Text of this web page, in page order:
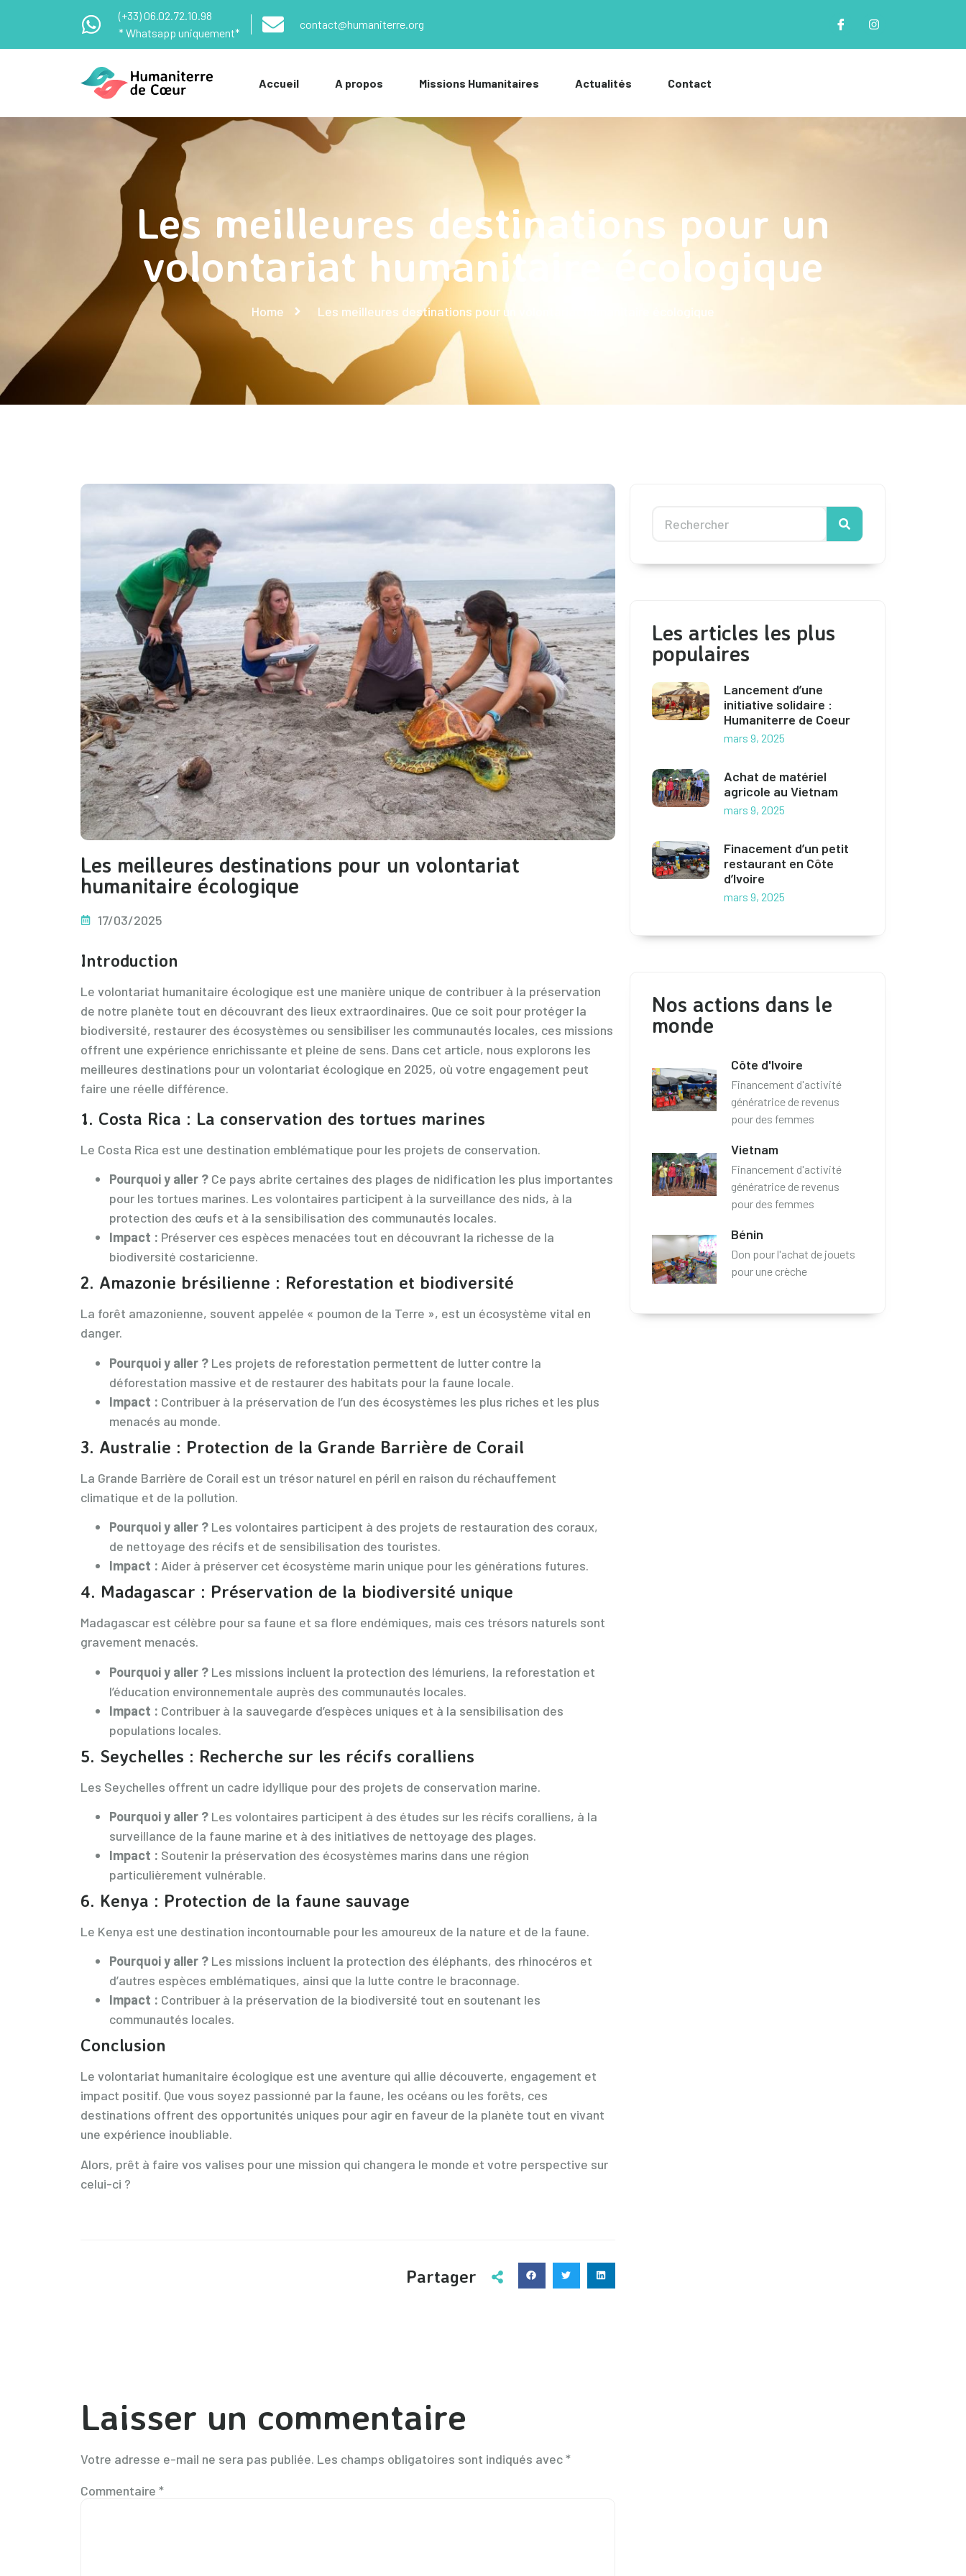
(+33) 06.02.72.10.98
* Whatsapp uniquement*
contact@humaniterre.org
Accueil A propos Missions Humanitaires Actualités Contact
Les meilleures destinations pour un
volontariat humanitaire écologique
Home Les meilleures destinations pour un volontariat humanitaire écologique
Les meilleures destinations pour un volontariat
humanitaire écologique
17/03/2025
Introduction
Le volontariat humanitaire écologique est une manière unique de contribuer à la préservation
de notre planète tout en découvrant des lieux extraordinaires. Que ce soit pour protéger la
biodiversité, restaurer des écosystèmes ou sensibiliser les communautés locales, ces missions
offrent une expérience enrichissante et pleine de sens. Dans cet article, nous explorons les
meilleures destinations pour un volontariat écologique en 2025, où votre engagement peut
faire une réelle différence.
1. Costa Rica : La conservation des tortues marines
Le Costa Rica est une destination emblématique pour les projets de conservation.
Pourquoi y aller ? Ce pays abrite certaines des plages de nidification les plus importantes
pour les tortues marines. Les volontaires participent à la surveillance des nids, à la
protection des œufs et à la sensibilisation des communautés locales.
Impact : Préserver ces espèces menacées tout en découvrant la richesse de la
biodiversité costaricienne.
2. Amazonie brésilienne : Reforestation et biodiversité
La forêt amazonienne, souvent appelée « poumon de la Terre », est un écosystème vital en
danger.
Pourquoi y aller ? Les projets de reforestation permettent de lutter contre la
déforestation massive et de restaurer des habitats pour la faune locale.
Impact : Contribuer à la préservation de l’un des écosystèmes les plus riches et les plus
menacés au monde.
3. Australie : Protection de la Grande Barrière de Corail
La Grande Barrière de Corail est un trésor naturel en péril en raison du réchauffement
climatique et de la pollution.
Pourquoi y aller ? Les volontaires participent à des projets de restauration des coraux,
de nettoyage des récifs et de sensibilisation des touristes.
Impact : Aider à préserver cet écosystème marin unique pour les générations futures.
4. Madagascar : Préservation de la biodiversité unique
Madagascar est célèbre pour sa faune et sa flore endémiques, mais ces trésors naturels sont
gravement menacés.
Pourquoi y aller ? Les missions incluent la protection des lémuriens, la reforestation et
l’éducation environnementale auprès des communautés locales.
Impact : Contribuer à la sauvegarde d’espèces uniques et à la sensibilisation des
populations locales.
5. Seychelles : Recherche sur les récifs coralliens
Les Seychelles offrent un cadre idyllique pour des projets de conservation marine.
Pourquoi y aller ? Les volontaires participent à des études sur les récifs coralliens, à la
surveillance de la faune marine et à des initiatives de nettoyage des plages.
Impact : Soutenir la préservation des écosystèmes marins dans une région
particulièrement vulnérable.
6. Kenya : Protection de la faune sauvage
Le Kenya est une destination incontournable pour les amoureux de la nature et de la faune.
Pourquoi y aller ? Les missions incluent la protection des éléphants, des rhinocéros et
d’autres espèces emblématiques, ainsi que la lutte contre le braconnage.
Impact : Contribuer à la préservation de la biodiversité tout en soutenant les
communautés locales.
Conclusion
Le volontariat humanitaire écologique est une aventure qui allie découverte, engagement et
impact positif. Que vous soyez passionné par la faune, les océans ou les forêts, ces
destinations offrent des opportunités uniques pour agir en faveur de la planète tout en vivant
une expérience inoubliable.
Alors, prêt à faire vos valises pour une mission qui changera le monde et votre perspective sur
celui-ci ?
Partager
Laisser un commentaire
Votre adresse e-mail ne sera pas publiée. Les champs obligatoires sont indiqués avec*
Commentaire *
Les articles les plus
populaires
Lancement d’une
initiative solidaire :
Humaniterre de Coeur
mars 9, 2025
Achat de matériel
agricole au Vietnam
mars 9, 2025
Finacement d’un petit
restaurant en Côte
d’Ivoire
mars 9, 2025
Nos actions dans le
monde
Côte d'Ivoire
Financement d'activité
génératrice de revenus
pour des femmes
Vietnam
Financement d'activité
génératrice de revenus
pour des femmes
Bénin
Don pour l'achat de jouets
pour une crèche